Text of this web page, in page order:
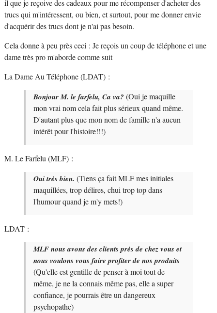
il que je reçoive des cadeaux pour me récompenser d'acheter des
trucs qui m'intéressent, ou bien, et surtout, pour me donner envie
d'acquérir des trucs dont je n'ai pas besoin.
Cela donne à peu près ceci : Je reçois un coup de téléphone et une
dame très pro m'aborde comme suit
La Dame Au Téléphone (LDAT) :
Bonjour M. le farfelu, Ca va? (Oui je maquille
mon vrai nom cela fait plus sérieux quand même.
D'autant plus que mon nom de famille n'a aucun
intérêt pour l'histoire!!!)
M. Le Farfelu (MLF) :
Oui très bien. (Tiens ça fait MLF mes initiales
maquillées, trop délires, chui trop top dans
l'humour quand je m'y mets!)
LDAT :
MLF nous avons des clients près de chez vous et
nous voulons vous faire profiter de nos produits
(Qu'elle est gentille de penser à moi tout de
même, je ne la connais même pas, elle a super
confiance, je pourrais être un dangereux
psychopathe)